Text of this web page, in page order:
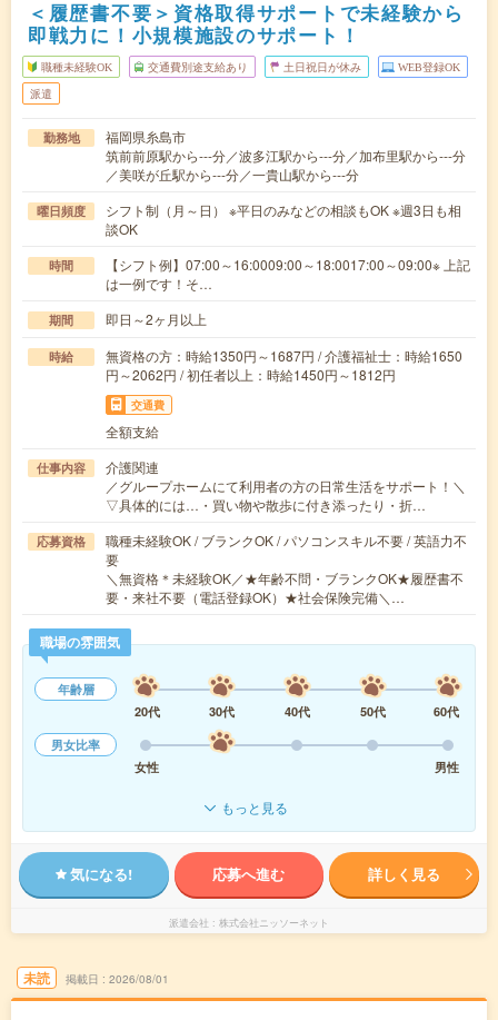
＜履歴書不要＞資格取得サポートで未経験から
即戦力に！小規模施設のサポート！
職種未経験OK 交通費別途支給あり 土日祝日が休み WEB登録OK
派遣
勤務地
福岡県糸島市
筑前前原駅から---分／波多江駅から---分／加布里駅から---分
／美咲が丘駅から---分／一貴山駅から---分
曜日頻度
シフト制（月～日） ※平日のみなどの相談もOK ※週3日も相
談OK
時間
【シフト例】07:00～16:0009:00～18:0017:00～09:00※ 上記
は一例です！そ…
期間 即日～2ヶ月以上
時給
無資格の方：時給1350円～1687円 / 介護福祉士：時給1650
円～2062円 / 初任者以上：時給1450円～1812円
交通費
全額支給
仕事内容
介護関連
／グループホームにて利用者の方の日常生活をサポート！＼
▽具体的には…・買い物や散歩に付き添ったり・折…
応募資格
職種未経験OK / ブランクOK / パソコンスキル不要 / 英語力不
要
＼無資格＊未経験OK／★年齢不問・ブランクOK★履歴書不
要・来社不要（電話登録OK）★社会保険完備＼…
職場の雰囲気
年齢層
20代
30代 40代 50代
60代
男女比率
女性
男性
もっと見る
気になる! 応募へ進む 詳しく見る
派遣会社 株式会社ニッソーネット
未読 掲載日 2026/08/01